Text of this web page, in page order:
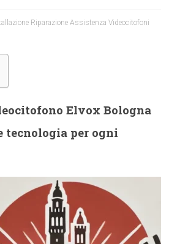
Riparazione Assistenza Videocitofoni
Elvox Bologna
tecnologia per ogni